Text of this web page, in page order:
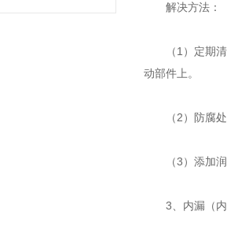
解决方法：
（1）定期清
动部件上。
（2）防腐处
（3）添加润滑
3、内漏（内